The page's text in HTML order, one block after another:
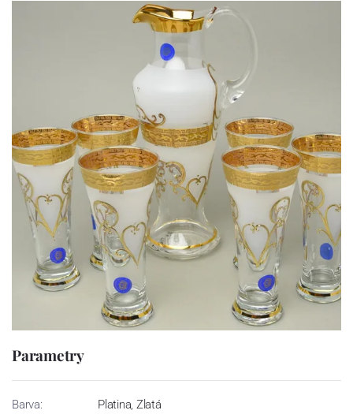
Parametry
Barva: Platina, Zlatá